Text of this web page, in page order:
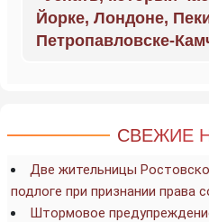
Йорке, Лондоне,
Петропавловске-
СВЕЖИЕ
Две жительницы
подлоге при признании права
Штормовое